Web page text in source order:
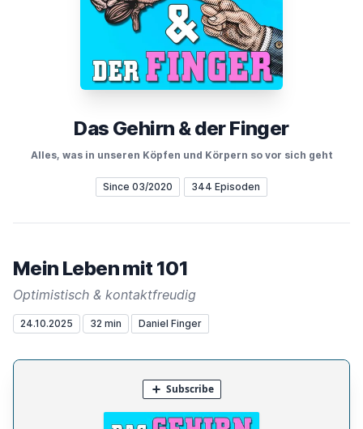
Das Gehirn & der Finger
Alles, was in unseren Köpfen und Körpern so vor sich geht
Since 03/2020 344 Episoden
Mein Leben mit 101
Optimistisch & kontaktfreudig
24.10.2025 32 min Daniel Finger